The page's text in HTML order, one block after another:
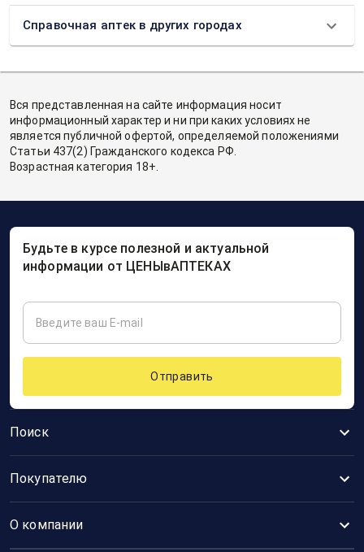
Справочная аптек в других городах
Вся представленная на сайте информация носит
информационный характер и ни при каких условиях не
является публичной офертой, определяемой положениями
Статьи 437(2) Гражданского кодекса РФ.
Возрастная категория 18+.
Поиск
Покупателю
О компании
Будьте в курсе полезной и актуальной
информации от ЦЕНЫвАПТЕКАХ
Отправить